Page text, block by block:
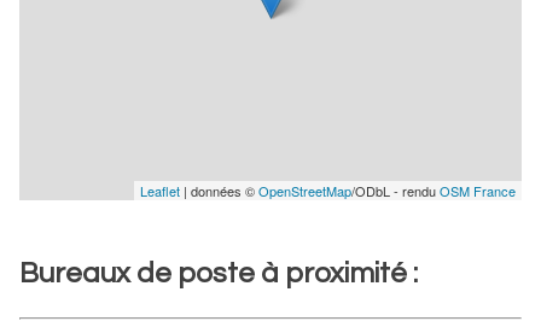
Leaflet | données ©OpenStreetMap/ODbL - renduOSM France
Bureaux de poste à proximité :